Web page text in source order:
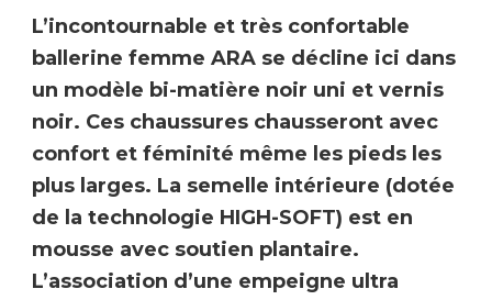
L’incontournable et très confortable
ballerine femme ARA se décline ici dans
un modèle bi-matière noir uni et vernis
noir. Ces chaussures chausseront avec
confort et féminité même les pieds les
plus larges. La semelle intérieure (dotée
de la technologie HIGH-SOFT) est en
mousse avec soutien plantaire.
L’association d’une empeigne ultra